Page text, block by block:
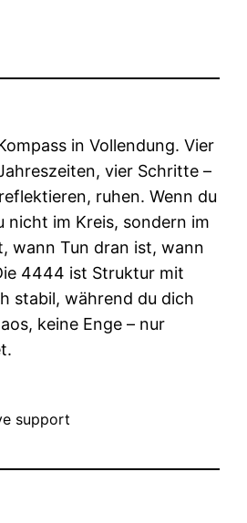
in Vollendung. Vier
vier Schritte –
ruhen. Wenn du
nicht im Kreis, sondern im
wann Tun dran ist, wann
4444 ist Struktur mit
stabil, während du dich
keine Enge – nur
support